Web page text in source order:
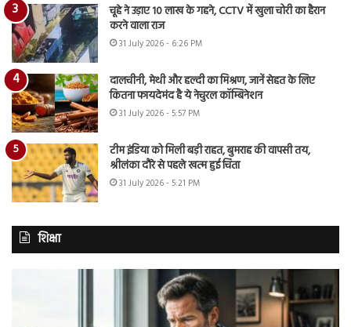
चूहे ने उड़ाए 10 लाख के गहने, CCTV में खुला चोरी का हैरान
करने वाला राज
31 July 2026 - 6:26 PM
दालचीनी, मेथी और हल्दी का मिश्रण, जानें सेहत के लिए
कितना फायदेमंद है ये नेचुरल कॉम्बिनेशन
31 July 2026 - 5:57 PM
टीम इंडिया को मिली बड़ी राहत, बुमराह की वापसी तय,
श्रीलंका दौरे से पहले खत्म हुई चिंता
31 July 2026 - 5:21 PM
शिक्षा